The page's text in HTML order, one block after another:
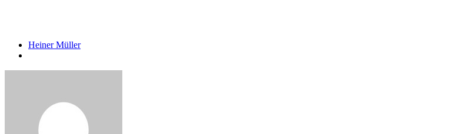
Heiner Müller